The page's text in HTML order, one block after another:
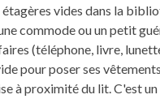
étagères vides dans la
commode ou un petit
(téléphone, livre,
pour poser ses
à proximité du lit. C'est un